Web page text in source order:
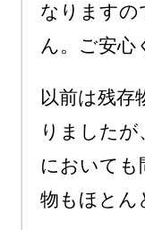
なりますの
ん。ご安心
以前は残存
りましたが
においても
物もほとん